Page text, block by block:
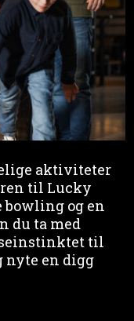
aktiviteter
til Lucky
bowling og en
du ta med
til
nyte en digg